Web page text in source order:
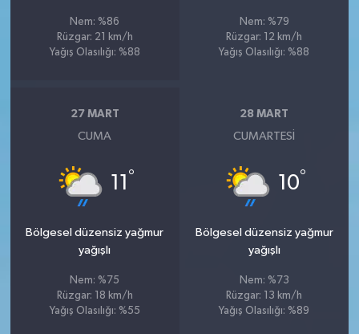
Nem: %86
Rüzgar: 21 km/h
Yağış Olasılığı: %88
Nem: %79
Rüzgar: 12 km/h
Yağış Olasılığı: %88
27 MART
CUMA
11 °
Bölgesel düzensiz yağmur
yağışlı
Nem: %75
Rüzgar: 18 km/h
Yağış Olasılığı: %55
28 MART
CUMARTESI
10°
Bölgesel düzensiz yağmur
yağışlı
Nem: %73
Rüzgar: 13 km/h
Yağış Olasılığı: %89